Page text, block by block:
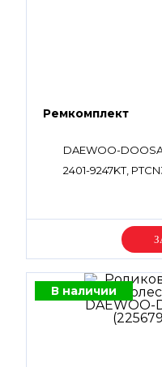
Ремкомплект
DAEWOO-
2401-9247KT,
В наличии